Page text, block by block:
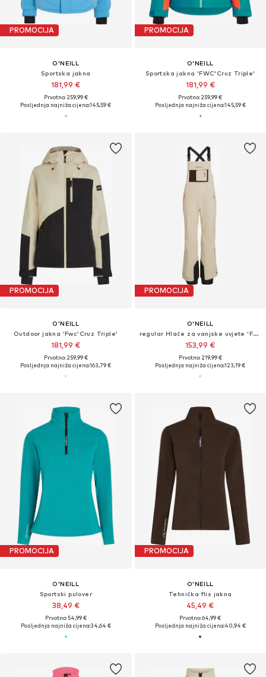
PROMOCIJA
O'NEILL
Sportska jakna
181,99 €
Prvotno: 259,99 €
Posljednja najniža cijena:145,59 €
PROMOCIJA
O'NEILL
Sportska jakna 'FWC'Cruz Triple'
181,99 €
Prvotno: 259,99 €
Posljednja najniža cijena:145,59 €
PROMOCIJA
O'NEILL
Outdoor jakna 'Fwc'Cruz Triple'
181,99 €
Prvotno: 259,99 €
Posljednja najniža cijena:163,79 €
PROMOCIJA
O'NEILL
regular Hlače za vanjske uvjete 'FWC'Peak Bib'
153,99 €
Prvotno: 219,99 €
Posljednja najniža cijena:123,19 €
PROMOCIJA
O'NEILL
Sportski pulover
38,49 €
Prvotno: 54,99 €
Posljednja najniža cijena:34,64 €
PROMOCIJA
O'NEILL
Tehnička flis jakna
45,49 €
Prvotno: 64,99 €
Posljednja najniža cijena:40,94 €